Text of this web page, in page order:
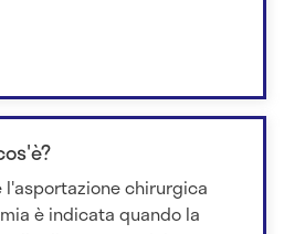
l'asportazione chirurgica
è indicata quando la